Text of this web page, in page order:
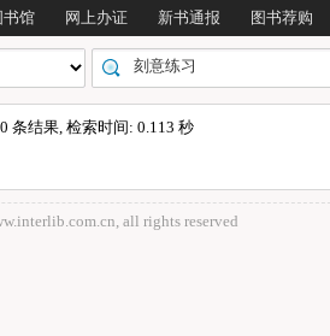
书馆 网上办证 新书通报 图书荐购
条结果, 检索时间: 0.113 秒
all rights reserved